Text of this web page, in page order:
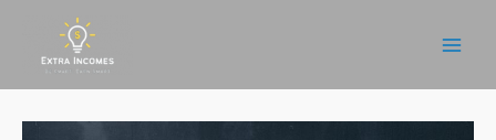
contenu